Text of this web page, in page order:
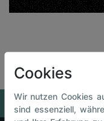
Cookies
Wir nutzen Cookies
sind essenziell,